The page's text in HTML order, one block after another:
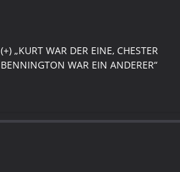
(+) „KURT WAR DER EINE, CHESTER
BENNINGTON WAR EIN ANDERER“